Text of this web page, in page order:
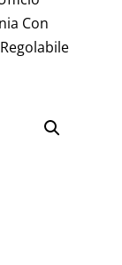
Con